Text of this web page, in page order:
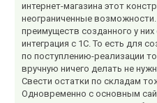
интернет-магазина этот
неограниченные
преимуществ созданного у них
интеграция с 1С. То есть для
по поступлению-реализации
вручную ничего делать не
Свести остатки по складам
Одновременно с основным